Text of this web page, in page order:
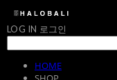
LOG IN 로그인
HOME